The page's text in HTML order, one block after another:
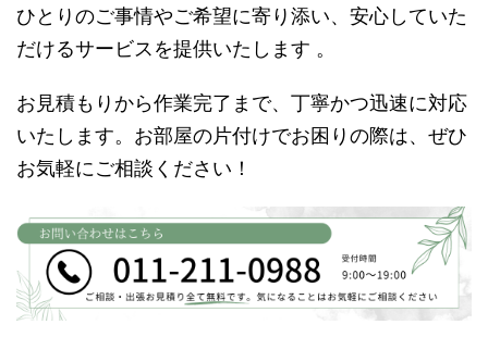
ひとりのご事情やご希望に寄り添い、安心していた
だけるサービスを提供いたします 。
お見積もりから作業完了まで、丁寧かつ迅速に対応
いたします。お部屋の片付けでお困りの際は、ぜひ
お気軽にご相談ください！